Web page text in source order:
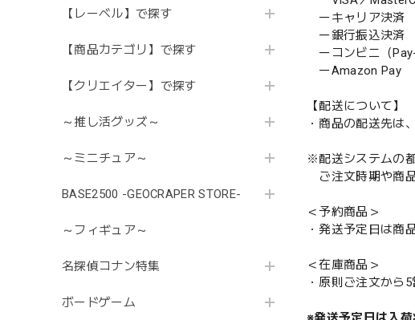
【レーベル】で探す
【商品カテゴリ】で探す
【クリエイター】で探す
～推し活グッズ～
～ミニチュア～
BASE2500 -GEOCRAPER STORE-
～フィギュア～
名探偵コナン特集
ボードゲーム
ーキャリア決済
ー銀行振込決済
ーコンビニ（
ーAmazon Pay
【配送について】
・商品の配送先は
※配送システムの
ご注文時期や商
＜予約商品＞
・発送予定日は商
＜在庫商品＞
・原則ご注文から